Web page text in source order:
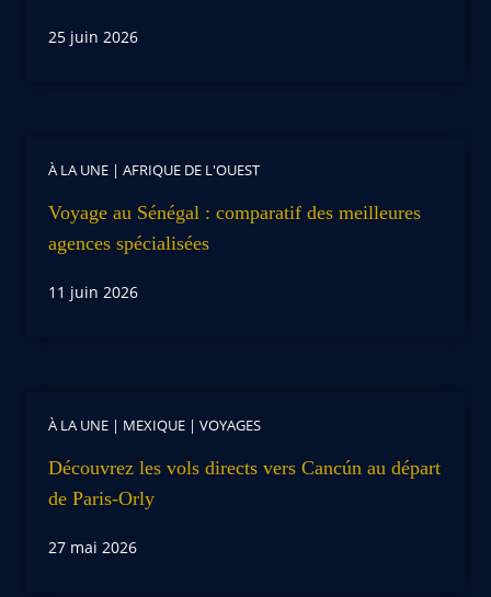
25 juin 2026
À LA UNE | AFRIQUE DE L'OUEST
Voyage au Sénégal : comparatif des meilleures
agences spécialisées
11 juin 2026
À LA UNE | MEXIQUE | VOYAGES
Découvrez les vols directs vers Cancún au départ
de Paris-Orly
27 mai 2026